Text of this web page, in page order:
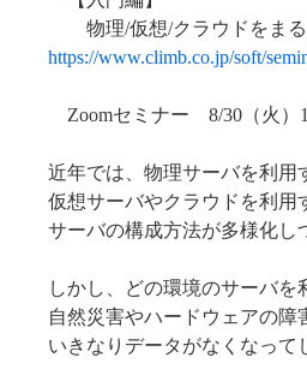
物理/仮想/クラウドをまる
https://www.climb.co.jp/soft/
Zoomセミナー 8/30（火）
近年では、物理サーバを利用
仮想サーバやクラウドを利用
サーバの構成方法が多様化し
しかし、どの環境のサーバを
自然災害やハードウェアの
いきなりデータがなくなっ